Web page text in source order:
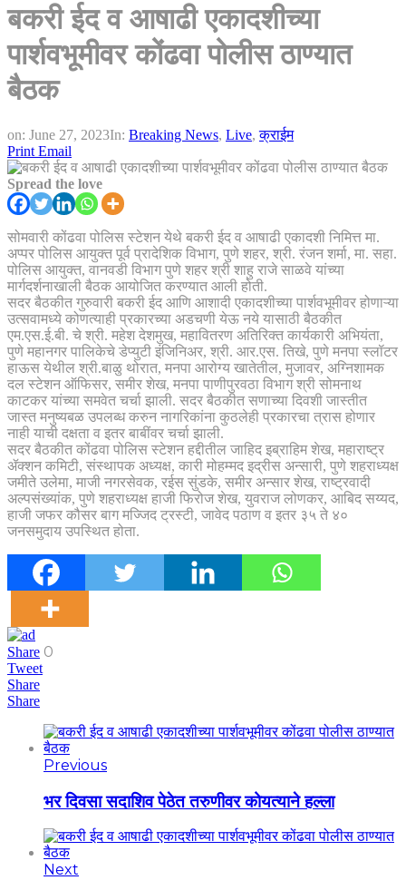
बकरी ईद व आषाढी एकादशीच्या
पार्शवभूमीवर कोंढवा पोलीस ठाण्यात
बैठक
on: June 27, 2023In: Breaking News, Live,क्राईम
Print Email
Spread the love
सोमवारी कोंढवा पोलिस स्टेशन येथे बकरी ईद व आषाढी एकादशी निमित्त मा.
अप्पर पोलिस आयुक्त पूर्व प्रादेशिक विभाग, पुणे शहर, श्री. रंजन शर्मा, मा. सहा.
पोलिस आयुक्त, वानवडी विभाग पुणे शहर श्री शाहु राजे साळवे यांच्या
मार्गदर्शनाखाली बैठक आयोजित करण्यात आली होती.
सदर बैठकीत गुरुवारी बकरी ईद आणि आशादी एकादशीच्या पार्शवभूमीवर होणाऱ्या
उत्सवामध्ये कोणत्याही प्रकारच्या अडचणी येऊ नये यासाठी बैठकीत
एम.एस.ई.बी. चे श्री. महेश देशमुख, महावितरण अतिरिक्त कार्यकारी अभियंता,
पुणे महानगर पालिकेचे डेप्युटी इंजिनिअर, श्री. आर.एस. तिखे, पुणे मनपा स्लॉटर
हाऊस येथील श्री.बाळु थोरात, मनपा आरोग्य खातेतील, मुजावर, अग्निशामक
दल स्टेशन ऑफिसर, समीर शेख, मनपा पाणीपुरवठा विभाग श्री सोमनाथ
काटकर यांच्या समवेत चर्चा झाली. सदर बैठकीत सणाच्या दिवशी जास्तीत
जास्त मनुष्यबळ उपलब्ध करुन नागरिकांना कुठलेही प्रकारचा त्रास होणार
नाही याची दक्षता व इतर बाबींवर चर्चा झाली.
सदर बैठकीत कोंढवा पोलिस स्टेशन हद्दीतील जाहिद इब्राहिम शेख, महाराष्ट्र
ॲक्शन कमिटी, संस्थापक अध्यक्ष, कारी मोहम्मद इद्रीस अन्सारी, पुणे शहराध्यक्ष
जमीते उलेमा, माजी नगरसेवक, रईस सुंडके, समीर अन्सार शेख, राष्ट्रवादी
अल्पसंख्यांक, पुणे शहराध्यक्ष हाजी फिरोज शेख, युवराज लोणकर, आबिद सय्यद,
हाजी जफर कौसर बाग मज्जिद ट्रस्टी, जावेद पठाण व इतर ३५ ते ४०
जनसमुदाय उपस्थित होता.
Share 0
Tweet
Share
Share
Previous
भर दिवसा सदाशिव पेठेत तरुणीवर कोयत्याने हल्ला
Next